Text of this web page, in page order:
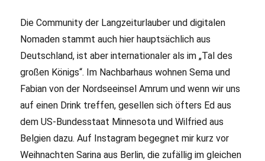
Die Community der Langzeiturlauber und digitalen
Nomaden stammt auch hier hauptsächlich aus
Deutschland, ist aber internationaler als im „Tal des
großen Königs“. Im Nachbarhaus wohnen Sema und
Fabian von der Nordseeinsel Amrum und wenn wir uns
auf einen Drink treffen, gesellen sich öfters Ed aus
dem US-Bundesstaat Minnesota und Wilfried aus
Belgien dazu. Auf Instagram begegnet mir kurz vor
Weihnachten Sarina aus Berlin, die zufällig im gleichen